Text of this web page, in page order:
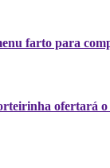
farto para
ofertará